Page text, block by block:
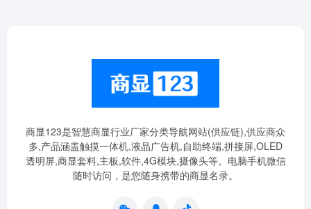
商显123是智慧商显行业厂家分类导航网站(供应链),供应商众
多,产品涵盖触摸一体机,液晶广告机,自助终端,拼接屏,OLED
透明屏,商显套料,主板,软件,4G模块,摄像头等。电脑手机微信
随时访问，是您随身携带的商显名录。